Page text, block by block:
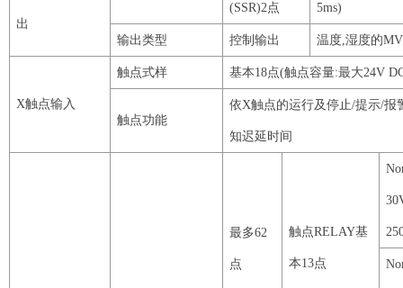
出
(SSR)2点 5ms)
输出类型 控制输出 温度,湿度的MV
X触点输入
触点式样 基本18点(触点容量:最大24V
触点功能
依X触点的运行及停止/提示/报
知迟延时间
最多62
点
触点RELAY基
本13点